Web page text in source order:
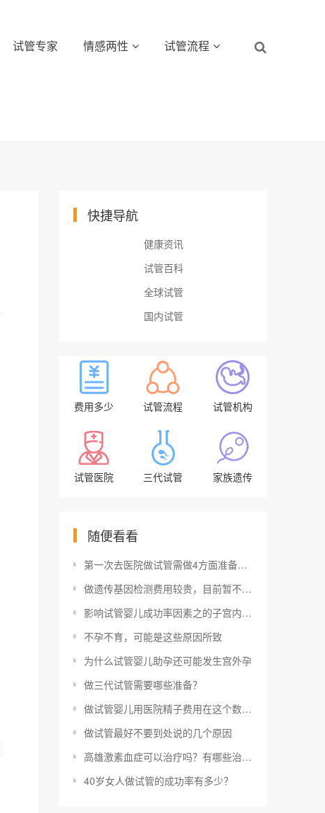
试管专家 情感两性 试管流程
快捷导航
健康资讯
试管百科
全球试管
国内试管
费用多少 试管流程 试管机构
试管医院 三代试管 家族遗传
随便看看
第一次去医院做试管需做4方面准备，附初次检查时间
做遗传基因检测费用较贵，目前暂不能医保报销需自费
影响试管婴儿成功率因素之的子宫内膜容受性因素解析
不孕不育，可能是这些原因所致
为什么试管婴儿助孕还可能发生宫外孕
做三代试管需要哪些准备？
做试管婴儿用医院精子费用在这个数，附供精费用明细
做试管最好不要到处说的几个原因
高雄激素血症可以治疗吗？有哪些治疗方式
40岁女人做试管的成功率有多少？